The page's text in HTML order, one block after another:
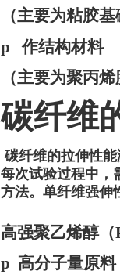
（主要为粘胶基
p作结构材料
（主要为聚丙
碳纤维
碳纤维的拉伸性
每次试验过程中，
方法。单纤维强伸
高强聚乙烯醇（
p 高分子量原